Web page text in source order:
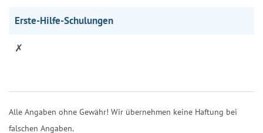
Erste-Hilfe-Schulungen
✗
Alle Angaben ohne Gewähr! Wir übernehmen keine Haftung bei
falschen Angaben.